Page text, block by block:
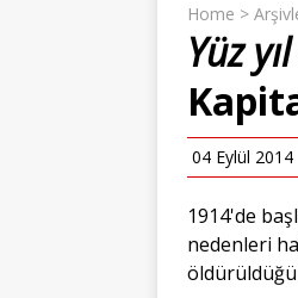
Home >
Yüz
04 Eylül 2014
1914'de
nedenleri